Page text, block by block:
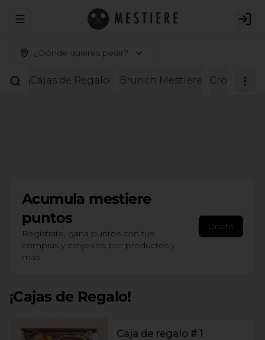
Abrir menu de navegación
¿Dónde quieres pedir?
¡Cajas de Regalo! Brunch Mestiere
Acumula mestiere
puntos
Regístrate, gana puntos con tus
compras y canjealos por productos y
más
Únete
¡Cajas de Regalo!
Caja de regalo # 1